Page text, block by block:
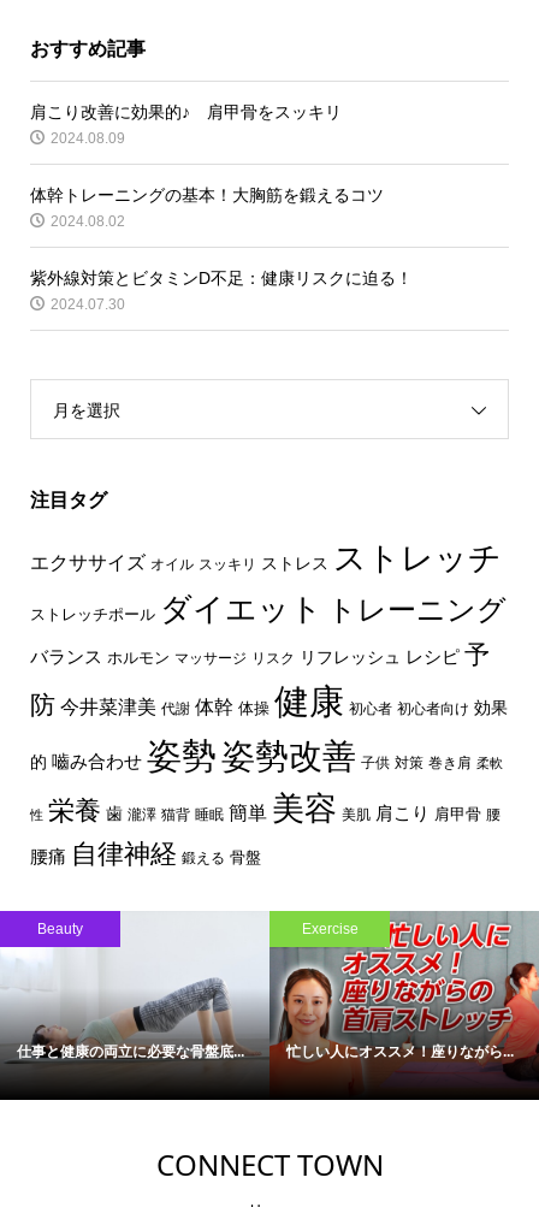
おすすめ記事
肩こり改善に効果的♪ 肩甲骨をスッキリ
2024.08.09
体幹トレーニングの基本！大胸筋を鍛えるコツ
2024.08.02
紫外線対策とビタミンD不足：健康リスクに迫る！
2024.07.30
月を選択
注目タグ
エクササイズ オイル スッキリ ストレス ストレッチ
ストレッチポール ダイエット トレーニング
バランス ホルモン マッサージ リスク リフレッシュ レシピ 予
防 今井菜津美 代謝 体幹 体操 健康 初心者 初心者向け 効果
的 嚙み合わせ 姿勢姿勢改善 子供 対策 巻き肩 柔軟
性 栄養 歯 瀧澤 猫背 睡眠 簡単 美容 美肌 肩こり 肩甲骨 腰
腰痛 自律神経 鍛える 骨盤
Beauty
仕事と健康の両立に必要な骨盤底...
Exercise
忙しい人にオススメ！座りながら...
CONNECT TOWN